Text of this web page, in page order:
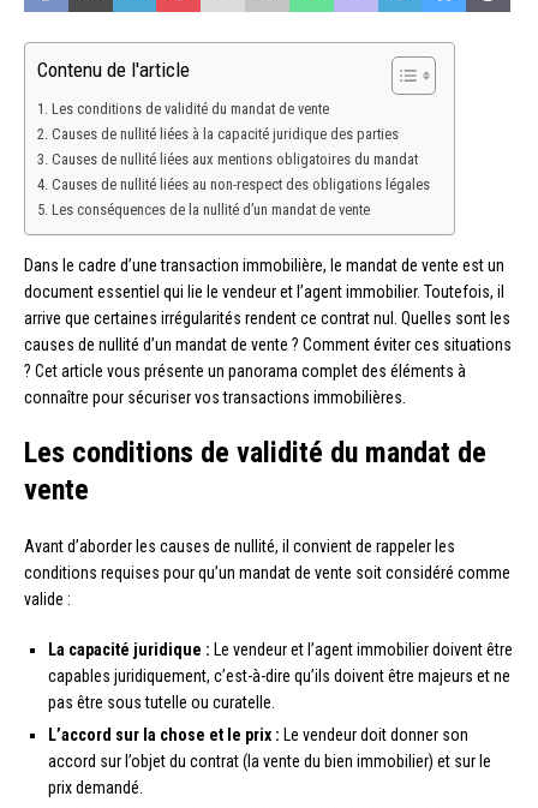
Contenu de l'article
Les conditions de validité du mandat de vente
Causes de nullité liées à la capacité juridique des parties
Causes de nullité liées aux mentions obligatoires du mandat
Causes de nullité liées au non-respect des obligations légales
Les conséquences de la nullité d’un mandat de vente
Dans le cadre d’une transaction immobilière, le mandat de vente est un
document essentiel qui lie le vendeur et l’agent immobilier. Toutefois, il
arrive que certaines irrégularités rendent ce contrat nul. Quelles sont les
causes de nullité d’un mandat de vente ? Comment éviter ces situations
? Cet article vous présente un panorama complet des éléments à
connaître pour sécuriser vos transactions immobilières.
Les conditions de validité du mandat de
vente
Avant d’aborder les causes de nullité, il convient de rappeler les
conditions requises pour qu’un mandat de vente soit considéré comme
valide :
La capacité juridique : Le vendeur et l’agent immobilier doivent être
capables juridiquement, c’est-à-dire qu’ils doivent être majeurs et ne
pas être sous tutelle ou curatelle.
L’accord sur la chose et le prix : Le vendeur doit donner son
accord sur l’objet du contrat (la vente du bien immobilier) et sur le
prix demandé.